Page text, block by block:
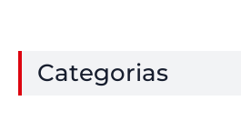
Categorias